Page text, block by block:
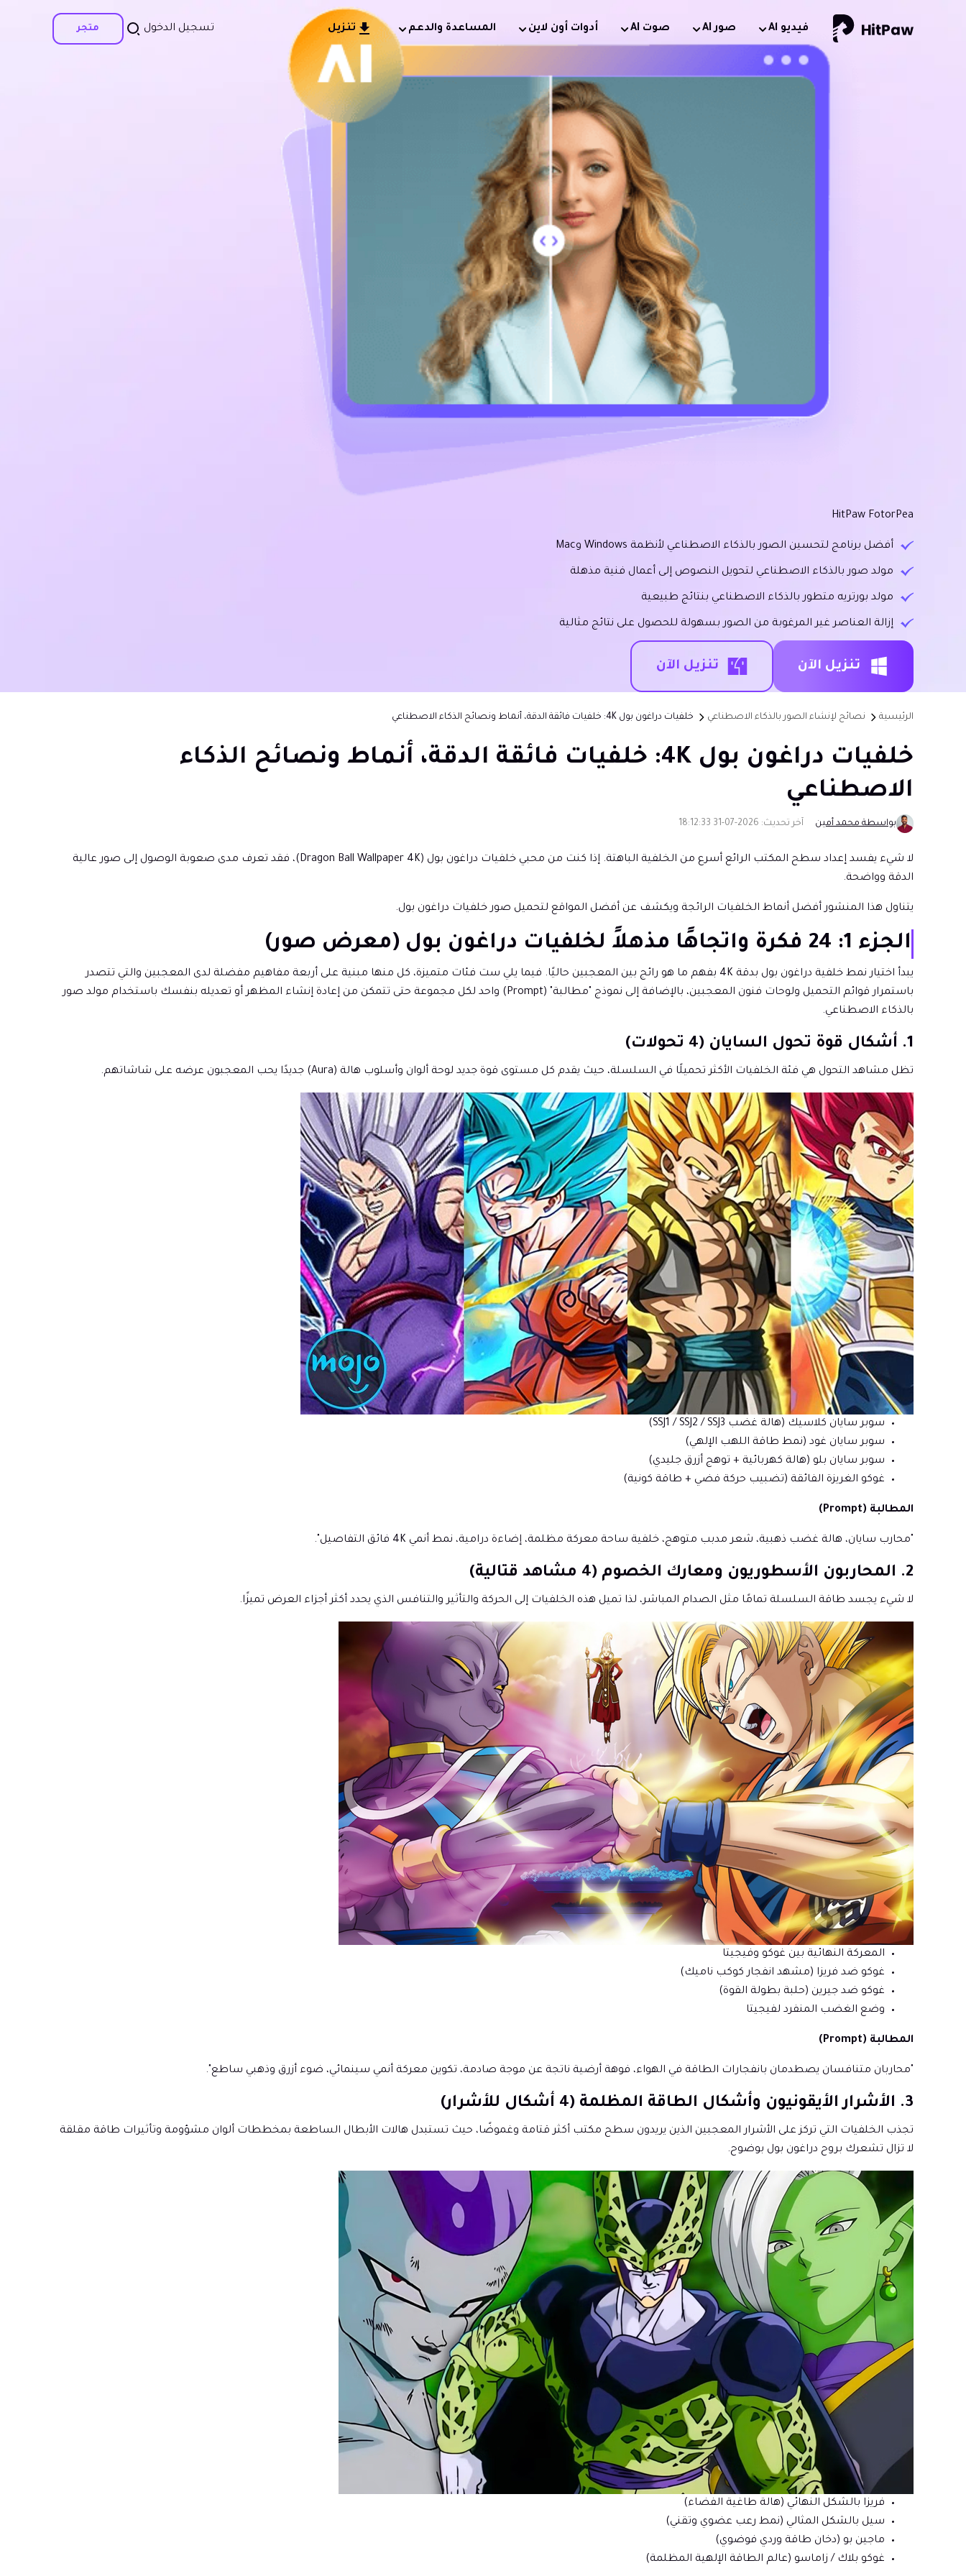
تسجيل الدخول متجر فيديو Al صور AI صوت AI أدوات أون لاين المساعدة والدعم تنزيل
HitPaw FotorPea
أفضل برنامج لتحسين الصور بالذكاء الاصطناعي لأنظمة Windows وMac
مولد صور بالذكاء الاصطناعي لتحويل النصوص إلى أعمال فنية مذهلة
مولد بورتريه متطور بالذكاء الاصطناعي بنتائج طبيعية
إزالة العناصر غير المرغوبة من الصور بسهولة للحصول على نتائج مثالية
تنزيل الآن تنزيل الآن
الرئيسية نصائح لإنشاء الصور بالذكاء الاصطناعي خلفيات دراغون بول 4K: خلفيات فائقة الدقة، أنماط ونصائح الذكاء الاصطناعي
خلفيات دراغون بول 4K: خلفيات فائقة الدقة، أنماط ونصائح الذكاء
الاصطناعي
بواسطة محمد أمين آخر تحديث: 2026-07-31 18:12:33
لا شيء يفسد إعداد سطح المكتب الرائع أسرع من الخلفية الباهتة. إذا كنت من محبي خلفيات دراغون بول (Dragon Ball Wallpaper 4K)، فقد تعرف مدى صعوبة الوصول إلى صور عالية
الدقة وواضحة.
يتناول هذا المنشور أفضل أنماط الخلفيات الرائجة ويكشف عن أفضل المواقع لتحميل صور خلفيات دراغون بول.
الجزء 1: 24 فكرة واتجاهًا مذهلاً لخلفيات دراغون بول (معرض صور)
يبدأ اختيار نمط خلفية دراغون بول بدقة 4K بفهم ما هو رائج بين المعجبين حاليًا. فيما يلي ست فئات متميزة، كل منها مبنية على أربعة مفاهيم مفضلة لدى المعجبين والتي تتصدر
باستمرار قوائم التحميل ولوحات فنون المعجبين، بالإضافة إلى نموذج "مطالبة" (Prompt) واحد لكل مجموعة حتى تتمكن من إعادة إنشاء المظهر أو تعديله بنفسك باستخدام مولد صور
بالذكاء الاصطناعي.
1. أشكال قوة تحول السايان (4 تحولات)
تظل مشاهد التحول هي فئة الخلفيات الأكثر تحميلًا في السلسلة، حيث يقدم كل مستوى قوة جديد لوحة ألوان وأسلوب هالة (Aura) جديدًا يحب المعجبون عرضه على شاشاتهم.
سوبر سايان كلاسيك (هالة غضب SSJ1 / SSJ2 / SSJ3)
سوبر سايان غود (نمط طاقة اللهب الإلهي)
سوبر سايان بلو (هالة كهربائية + توهج أزرق جليدي)
غوكو الغريزة الفائقة (تضبيب حركة فضي + طاقة كونية)
المطالبة (Prompt)
"محارب سايان، هالة غضب ذهبية، شعر مدبب متوهج، خلفية ساحة معركة مظلمة، إضاءة درامية، نمط أنمي 4K فائق التفاصيل".
2. المحاربون الأسطوريون ومعارك الخصوم (4 مشاهد قتالية)
لا شيء يجسد طاقة السلسلة تمامًا مثل الصدام المباشر، لذا تميل هذه الخلفيات إلى الحركة والتأثير والتنافس الذي يحدد أكثر أجزاء العرض تميزًا.
المعركة النهائية بين غوكو وفيجيتا
غوكو ضد فريزا (مشهد انفجار كوكب ناميك)
غوكو ضد جيرين (حلبة بطولة القوة)
وضع الغضب المنفرد لفيجيتا
المطالبة (Prompt)
"محاربان متنافسان يصطدمان بانفجارات الطاقة في الهواء، فوهة أرضية ناتجة عن موجة صادمة، تكوين معركة أنمي سينمائي، ضوء أزرق وذهبي ساطع".
3. الأشرار الأيقونيون وأشكال الطاقة المظلمة (4 أشكال للأشرار)
تجذب الخلفيات التي تركز على الأشرار المعجبين الذين يريدون سطح مكتب أكثر قتامة وغموضًا، حيث تستبدل هالات الأبطال الساطعة بمخططات ألوان مشؤومة وتأثيرات طاقة مقلقة
لا تزال تشعرك بروح دراغون بول بوضوح.
فريزا بالشكل النهائي (هالة طاغية الفضاء)
سيل بالشكل المثالي (نمط رعب عضوي وتقني)
ماجين بو (دخان طاقة وردي فوضوي)
غوكو بلاك / زاماسو (عالم الطاقة الإلهية المظلمة)